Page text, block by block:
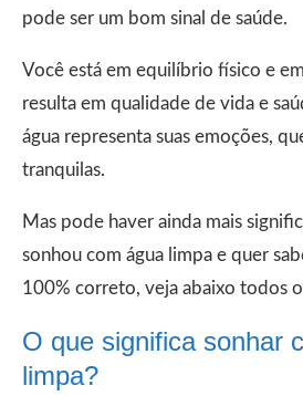
pode ser um bom sinal de saúde.
Você está em equilíbrio físico e
resulta em qualidade de vida e
água representa suas emoções,
tranquilas.
Mas pode haver ainda mais
sonhou com água limpa e quer
100% correto, veja abaixo todos
O que significa sonhar
limpa?